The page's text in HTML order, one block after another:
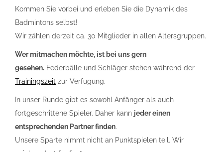
Kommen Sie vorbei und erleben Sie die Dynamik des
Badmintons selbst!
Wir zählen derzeit ca. 30 Mitglieder in allen Altersgruppen.
Wer mitmachen möchte, ist bei uns gern
gesehen. Federbälle und Schläger stehen während der
Trainingszeit zur Verfügung.
In unser Runde gibt es sowohl Anfänger als auch
fortgeschrittene Spieler. Daher kann jeder einen
entsprechenden Partner finden.
Unsere Sparte nimmt nicht an Punktspielen teil. Wir